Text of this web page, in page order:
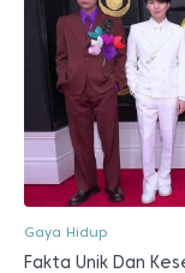
Gaya Hidup
Fakta Unik Dan